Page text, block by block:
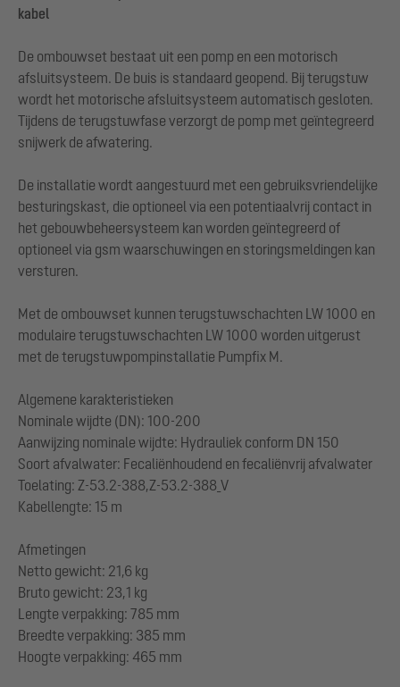
kabel
De ombouwset bestaat uit een pomp en een motorisch
afsluitsysteem. De buis is standaard geopend. Bij terugstuw
wordt het motorische afsluitsysteem automatisch gesloten.
Tijdens de terugstuwfase verzorgt de pomp met geïntegreerd
snijwerk de afwatering.
De installatie wordt aangestuurd met een gebruiksvriendelijke
besturingskast, die optioneel via een potentiaalvrij contact in
het gebouwbeheersysteem kan worden geïntegreerd of
optioneel via gsm waarschuwingen en storingsmeldingen kan
versturen.
Met de ombouwset kunnen terugstuwschachten LW 1000 en
modulaire terugstuwschachten LW 1000 worden uitgerust
met de terugstuwpompinstallatie Pumpfix M.
Algemene karakteristieken
Nominale wijdte (DN): 100-200
Aanwijzing nominale wijdte: Hydrauliek conform DN 150
Soort afvalwater: Fecaliënhoudend en fecaliënvrij afvalwater
Toelating: Z-53.2-388,Z-53.2-388_V
Kabellengte: 15 m
Afmetingen
Netto gewicht: 21,6 kg
Bruto gewicht: 23,1 kg
Lengte verpakking: 785 mm
Breedte verpakking: 385 mm
Hoogte verpakking: 465 mm